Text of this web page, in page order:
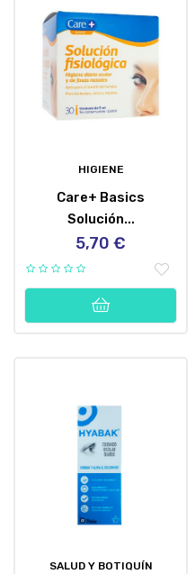
HIGIENE
Care+ Basics
Solución...
Precio
5,70 €
SALUD Y BOTIQUÍN